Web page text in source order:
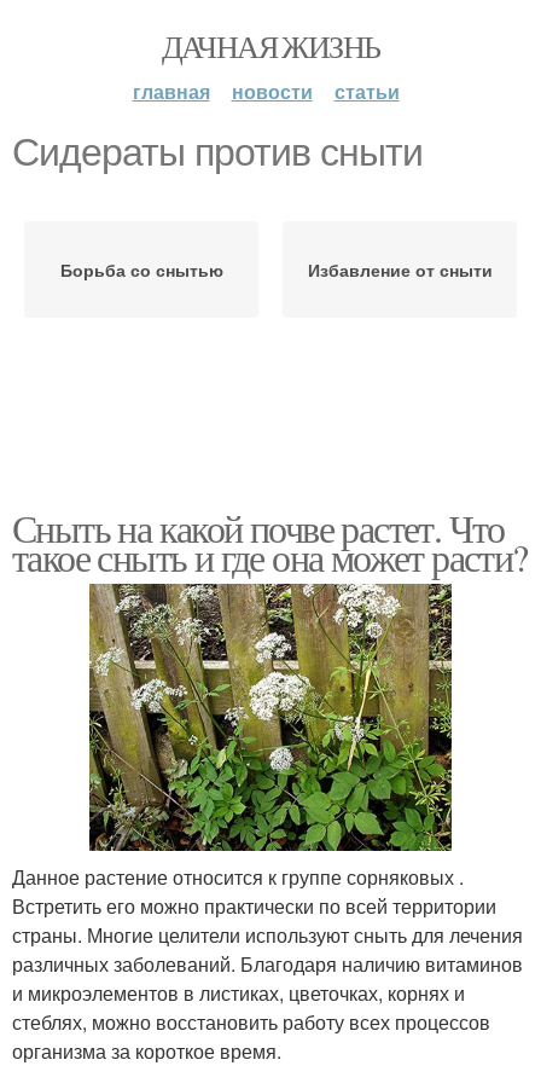
ДАЧНАЯ ЖИЗНЬ
главная новости статьи
Сидераты против сныти
Борьба со снытью Избавление от сныти
Сныть на какой почве растет. Что
такое сныть и где она может расти?
Данное растение относится к группе сорняковых .
Встретить его можно практически по всей территории
страны. Многие целители используют сныть для лечения
различных заболеваний. Благодаря наличию витаминов
и микроэлементов в листиках, цветочках, корнях и
стеблях, можно восстановить работу всех процессов
организма за короткое время.